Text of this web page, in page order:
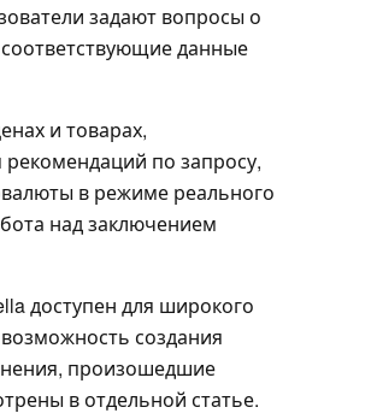
задают вопросы о
данные
и товарах,
по запросу,
в режиме реального
над заключением
доступен для широкого
создания
произошедшие
в отдельной статье.